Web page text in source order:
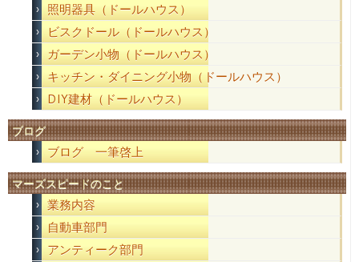
照明器具（ドールハウス）
ビスクドール（ドールハウス）
ガーデン小物（ドールハウス）
キッチン・ダイニング小物（ドールハウス）
DIY建材（ドールハウス）
ブログ
ブログ 一筆啓上
マーズスピードのこと
業務内容
自動車部門
アンティーク部門